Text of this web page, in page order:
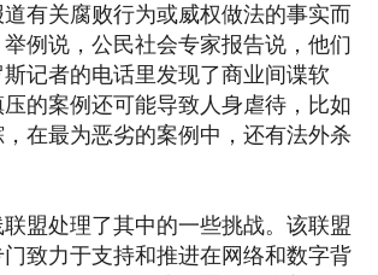
有关腐败行为或威权做法的事实而
例说，公民社会专家报告说，他们
记者的电话里发现了商业间谍软
的案例还可能导致人身虐待，比如
在最为恶劣的案例中，还有法外杀
盟处理了其中的一些挑战。该联盟
致力于支持和推进在网络和数字背